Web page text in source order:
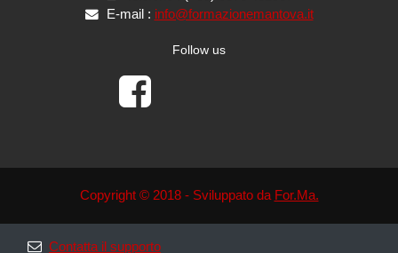
E-mail : info@formazionemantova.it
Follow us
Copyright © 2018 - Sviluppato da For.Ma.
Contatta il supporto